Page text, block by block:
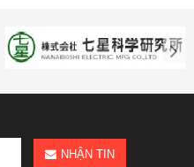
NHẬN TIN